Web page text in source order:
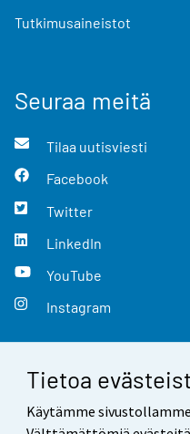
Tietoa
Käytämme
Tutkimusaineistot
Seuraa meitä
Tilaa uutisviesti
Facebook
Twitter
LinkedIn
YouTube
Instagram
Yhteystiedot
Palaute